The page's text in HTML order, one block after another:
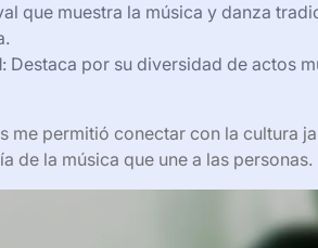
que muestra la música y danza
: Destaca por su diversidad de actos
me permitió conectar con la cultura
de la música que une a las personas.